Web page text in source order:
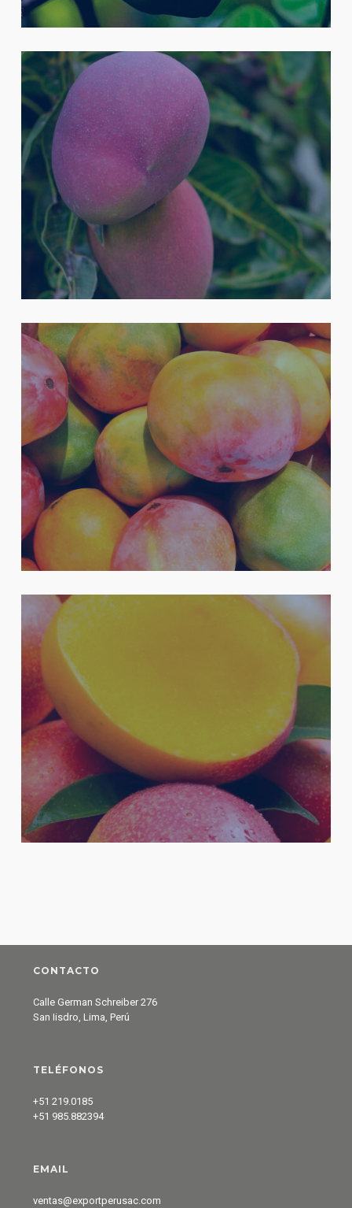
CONTACTO
Calle German Schreiber 276
San Iisdro, Lima, Perú
TELÉFONOS
+51 219.0185
+51 985.882394
EMAIL
ventas@exportperusac.com